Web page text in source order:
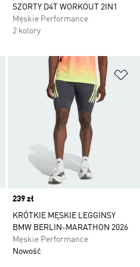
SZORTY D4T WORKOUT 2IN1
Męskie Performance
2 kolory
Dodaj do listy życzeń
Price
239 zł
KRÓTKIE MĘSKIE LEGGINSY
BMW BERLIN-MARATHON 2026
Męskie Performance
Nowość